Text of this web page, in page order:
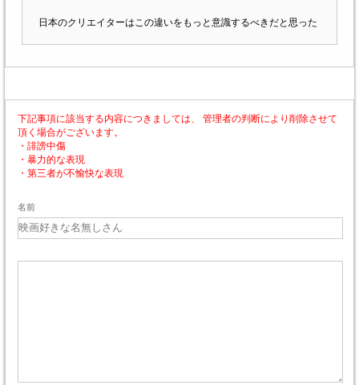
日本のクリエイターはこの違いをもっと意識するべきだと思った
下記事項に該当する内容につきましては、 管理者の判断により削除させて
頂く場合がございます。
・誹謗中傷
・暴力的な表現
・第三者が不愉快な表現
名前